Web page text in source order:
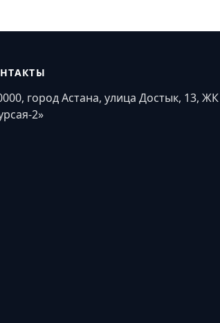
город Астана, улица Достык, 13, ЖК
2»